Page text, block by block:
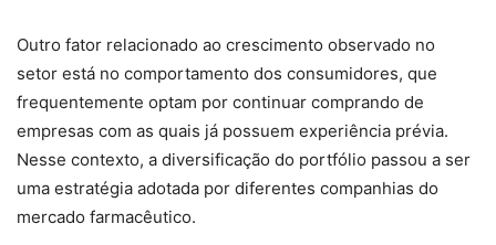
Outro fator relacionado ao crescimento observado no
setor está no comportamento dos consumidores, que
frequentemente optam por continuar comprando de
empresas com as quais já possuem experiência prévia.
Nesse contexto, a diversificação do portfólio passou a ser
uma estratégia adotada por diferentes companhias do
mercado farmacêutico.